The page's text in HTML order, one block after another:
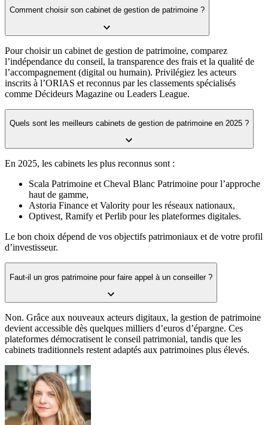
Comment choisir son cabinet de gestion de patrimoine ?
Pour choisir un cabinet de gestion de patrimoine, comparez
l’indépendance du conseil, la transparence des frais et la qualité de
l’accompagnement (digital ou humain). Privilégiez les acteurs
inscrits à l’ORIAS et reconnus par les classements spécialisés
comme Décideurs Magazine ou Leaders League.
Quels sont les meilleurs cabinets de gestion de patrimoine en 2025 ?
En 2025, les cabinets les plus reconnus sont :
Scala Patrimoine et Cheval Blanc Patrimoine pour l’approche
haut de gamme,
Astoria Finance et Valority pour les réseaux nationaux,
Optivest, Ramify et Perlib pour les plateformes digitales.
Le bon choix dépend de vos objectifs patrimoniaux et de votre profil
d’investisseur.
Faut-il un gros patrimoine pour faire appel à un conseiller ?
Non. Grâce aux nouveaux acteurs digitaux, la gestion de patrimoine
devient accessible dès quelques milliers d’euros d’épargne. Ces
plateformes démocratisent le conseil patrimonial, tandis que les
cabinets traditionnels restent adaptés aux patrimoines plus élevés.